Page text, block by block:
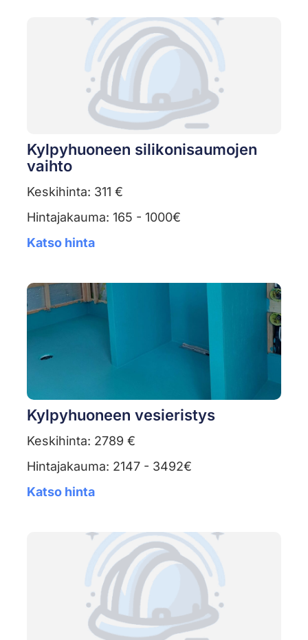
Kylpyhuoneen silikonisaumojen
vaihto
Keskihinta: 311 €
Hintajakauma: 165 - 1000€
Katso hinta
Kylpyhuoneen vesieristys
Keskihinta: 2789 €
Hintajakauma: 2147 - 3492€
Katso hinta